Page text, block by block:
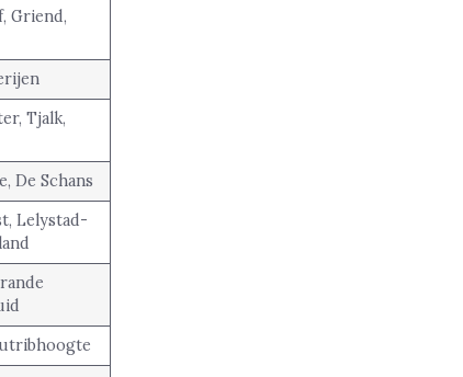
Griend,
Tjalk,
De Schans
Lelystad-